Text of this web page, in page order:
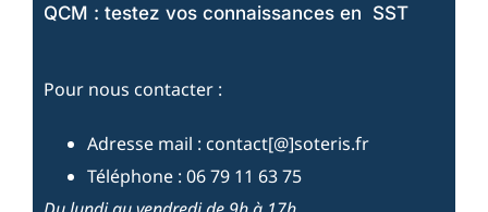
QCM : testez vos connaissances en SST
Pour nous contacter :
Adresse mail : contact[@]soteris.fr
Téléphone : 06 79 11 63 75